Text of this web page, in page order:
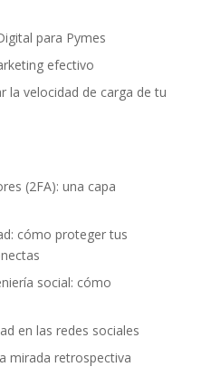
para Pymes
efectivo
la velocidad de carga de tu
(2FA): una capa
cómo proteger tus
social: cómo
en las redes sociales
mirada retrospectiva